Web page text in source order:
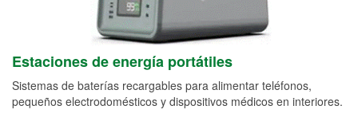
Estaciones de energía portátiles
Sistemas de baterías recargables para alimentar teléfonos,
pequeños electrodomésticos y dispositivos médicos en interiores.